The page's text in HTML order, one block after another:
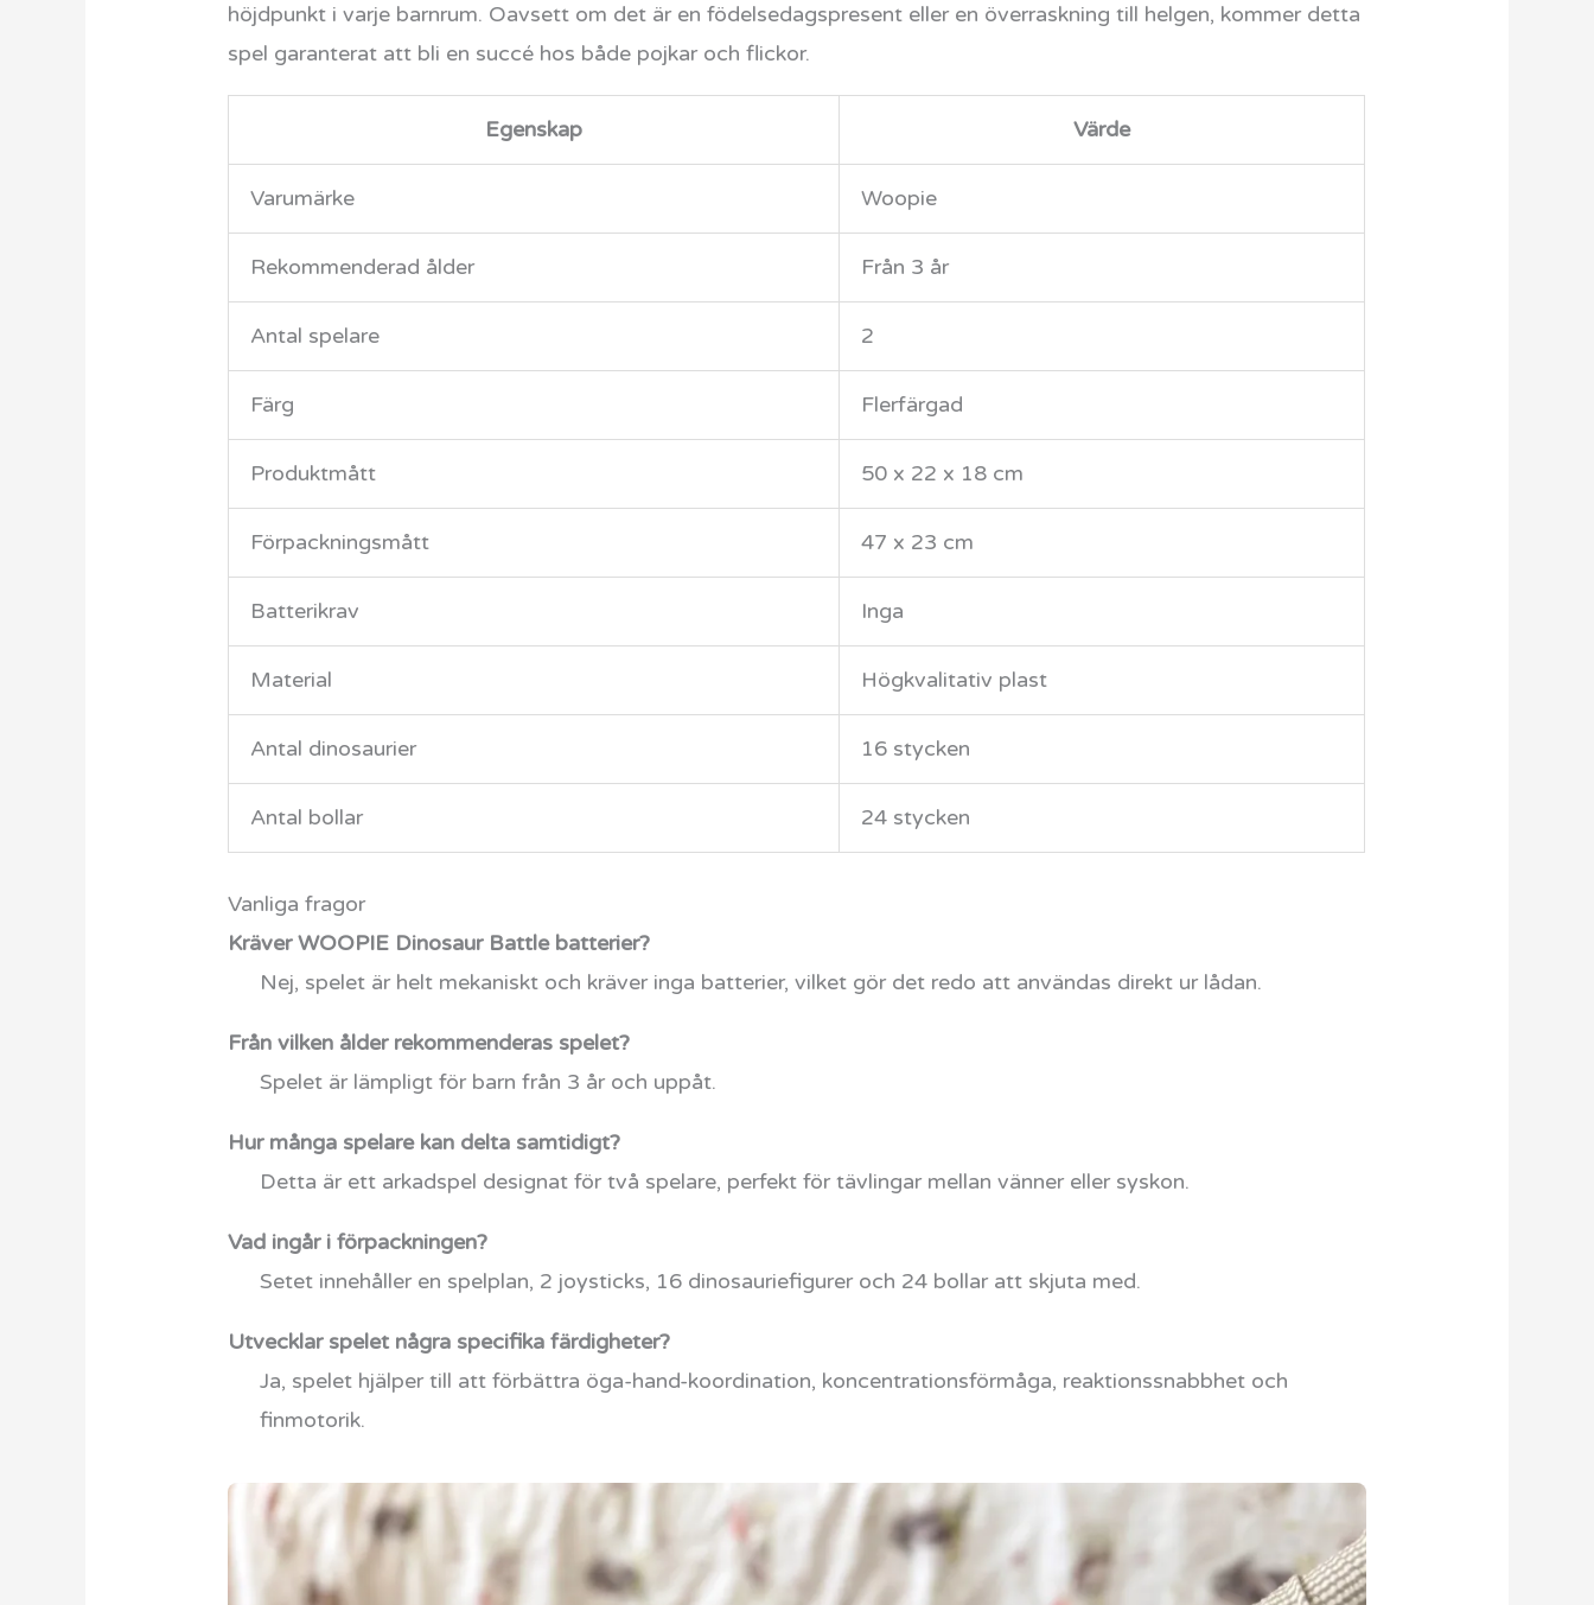
höjdpunkt i varje barnrum. Oavsett om det är en födelsedagspresent eller en överraskning till helgen, kommer detta
spel garanterat att bli en succé hos både pojkar och flickor.
Egenskap Värde
Varumärke Woopie
Rekommenderad ålder Från 3 år
Antal spelare 2
Färg Flerfärgad
Produktmått 50 x 22 x 18 cm
Förpackningsmått 47 x 23 cm
Batterikrav Inga
Material Högkvalitativ plast
Antal dinosaurier 16 stycken
Antal bollar 24 stycken
Vanliga fragor
Kräver WOOPIE Dinosaur Battle batterier?
Nej, spelet är helt mekaniskt och kräver inga batterier, vilket gör det redo att användas direkt ur lådan.
Från vilken ålder rekommenderas spelet?
Spelet är lämpligt för barn från 3 år och uppåt.
Hur många spelare kan delta samtidigt?
Detta är ett arkadspel designat för två spelare, perfekt för tävlingar mellan vänner eller syskon.
Vad ingår i förpackningen?
Setet innehåller en spelplan, 2 joysticks, 16 dinosauriefigurer och 24 bollar att skjuta med.
Utvecklar spelet några specifika färdigheter?
Ja, spelet hjälper till att förbättra öga-hand-koordination, koncentrationsförmåga, reaktionssnabbhet och
finmotorik.